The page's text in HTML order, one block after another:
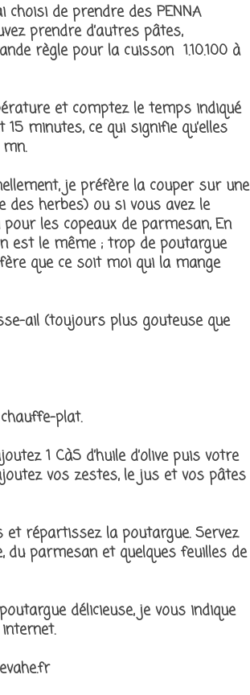
choisi de prendre des PENNA
prendre d’autres pâtes,
règle pour la cuisson 1.10.100 à
et comptez le temps indiqué
minutes, ce qui signifie qu’elles
je préfère la couper sur une
des herbes) ou si vous avez le
les copeaux de parmesan, En
est le même ; trop de poutargue
que ce soit moi qui la mange
ail (toujours plus gouteuse que
plat.
1 CàS d’huile d’olive puis votre
vos zestes, le jus et vos pâtes
répartissez la poutargue. Servez
du parmesan et quelques feuilles de
délicieuse, je vous indique